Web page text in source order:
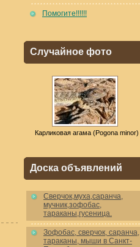
Помогите!!!!!!
Случайное фото
Карликовая агама (Pogona minor)
Доска объявлений
Cверчок,муха,саранча,
мучник,зофобас,
тараканы,гусеница.
Зофобас, сверчок, саранча,
тараканы, мыши в Санкт-